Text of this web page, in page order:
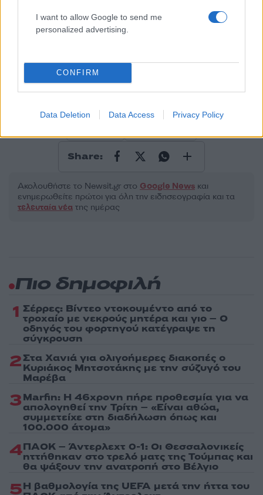
I want to allow Google to send me
personalized advertising.
CONFIRM
Data Deletion Data Access Privacy Policy
Υποβολή σχολίου
Διεθνή
Share:
Ακολουθήστε το Νewsit.gr στο Google News και
ενημερωθείτε πρώτοι για όλη την ειδησεογραφία και τα
τελευταία νέα της ημέρας
Πιο δημοφιλή
1 Σέρρες: Βίντεο ντοκουμέντο από το
τροχαίο με νεκρούς μητέρα και γιο – Ο
οδηγός του φορτηγού κατέγραψε τη
σύγκρουση
2Στα Χανιά για ολιγοήμερες διακοπές ο
Κυριάκος Μητσοτάκης με την σύζυγό του
Μαρέβα
3Marfin: Η 46χρονη πήρε προθεσμία για να
απολογηθεί την Τρίτη – «Είναι αθώα,
συμμετείχε στη διαδήλωση όπως και
100.000 άτομα»
4ΠΑΟΚ – Άντερλεχτ 0-1: Οι Θεσσαλονικείς
ηττήθηκαν στο τρελό ματς της Τούμπας και
θα ψάξουν την ανατροπή στο Βέλγιο
5Η βαθμολογία της UEFA μετά την ήττα του